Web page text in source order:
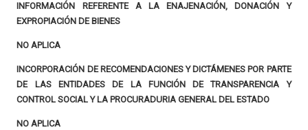
INFORMACIÓN REFERENTE A LA ENAJENACIÓN, DONACIÓN Y
EXPROPIACIÓN DE BIENES
NO APLICA
INCORPORACIÓN DE RECOMENDACIONES Y DICTÁMENES POR PARTE
DE LAS ENTIDADES DE LA FUNCIÓN DE TRANSPARENCIA Y
CONTROL SOCIAL Y LA PROCURADURIA GENERAL DEL ESTADO
NO APLICA